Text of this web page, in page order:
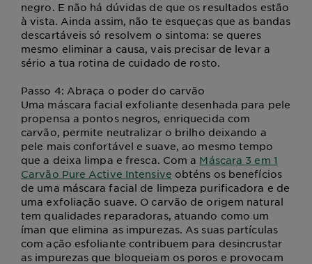
negro. E não há dúvidas de que os resultados estão
à vista. Ainda assim, não te esqueças que as bandas
descartáveis só resolvem o sintoma: se queres
mesmo eliminar a causa, vais precisar de levar a
sério a tua rotina de cuidado de rosto.
Passo 4: Abraça o poder do carvão
Uma máscara facial exfoliante desenhada para pele
propensa a pontos negros, enriquecida com
carvão, permite neutralizar o brilho deixando a
pele mais confortável e suave, ao mesmo tempo
que a deixa limpa e fresca. Com a Máscara 3 em 1
Carvão Pure Active Intensive obténs os benefícios
de uma máscara facial de limpeza purificadora e de
uma exfoliação suave. O carvão de origem natural
tem qualidades reparadoras, atuando como um
íman que elimina as impurezas. As suas partículas
com ação esfoliante contribuem para desincrustar
as impurezas que bloqueiam os poros e provocam